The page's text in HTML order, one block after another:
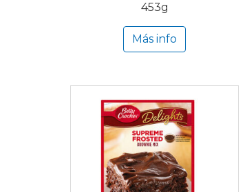
453g
Más info